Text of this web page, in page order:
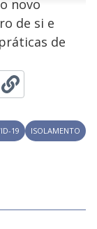
novo
de si e
de
19
ISOLAMENTO